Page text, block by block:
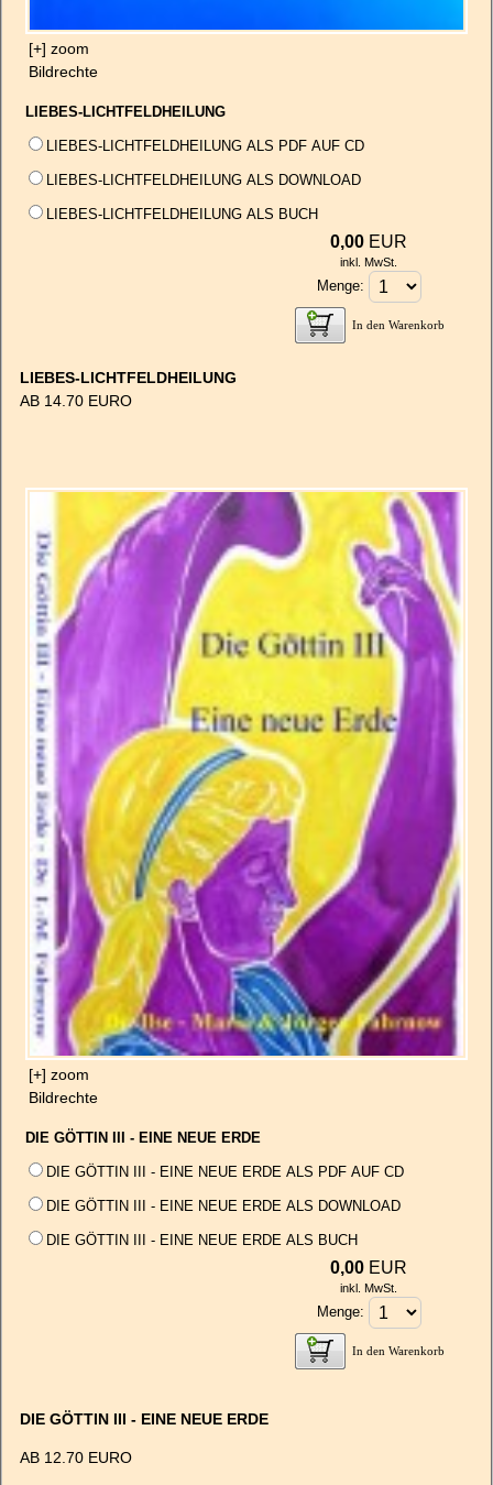
[+] zoom
Bildrechte
LIEBES-LICHTFELDHEILUNG
LIEBES-LICHTFELDHEILUNG ALS PDF AUF CD
LIEBES-LICHTFELDHEILUNG ALS DOWNLOAD
LIEBES-LICHTFELDHEILUNG ALS BUCH
0,00 EUR
inkl. MwSt.
Menge:
In den Warenkorb
LIEBES-LICHTFELDHEILUNG
AB 14.70 EURO
[+] zoom
Bildrechte
DIE GÖTTIN III - EINE NEUE ERDE
DIE GÖTTIN III - EINE NEUE ERDE ALS PDF AUF CD
DIE GÖTTIN III - EINE NEUE ERDE ALS DOWNLOAD
DIE GÖTTIN III - EINE NEUE ERDE ALS BUCH
0,00 EUR
inkl. MwSt.
Menge:
In den Warenkorb
DIE GÖTTIN III - EINE NEUE ERDE
AB 12.70 EURO